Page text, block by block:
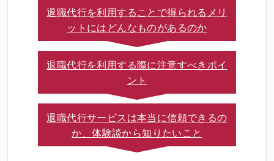
退職代行を利用することで得られるメリ
ットにはどんなものがあるのか
退職代行を利用する際に注意すべきポイ
ント
退職代行サービスは本当に信頼できるの
か、体験談から知りたいこと